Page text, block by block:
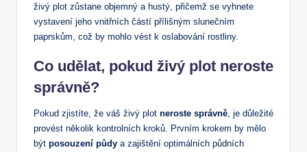
živý plot zůstane objemný a hustý, přičemž se vyhnete
vystavení jeho vnitřních částí přílišným slunečním
paprskům, což by mohlo vést k oslabování rostliny.
Co udělat, pokud živý plot neroste
správně?
Pokud zjistíte, že váš živý plot neroste správně , je důležité
provést několik kontrolních kroků. Prvním krokem by mělo
být posouzení půdy a zajištění optimálních půdních